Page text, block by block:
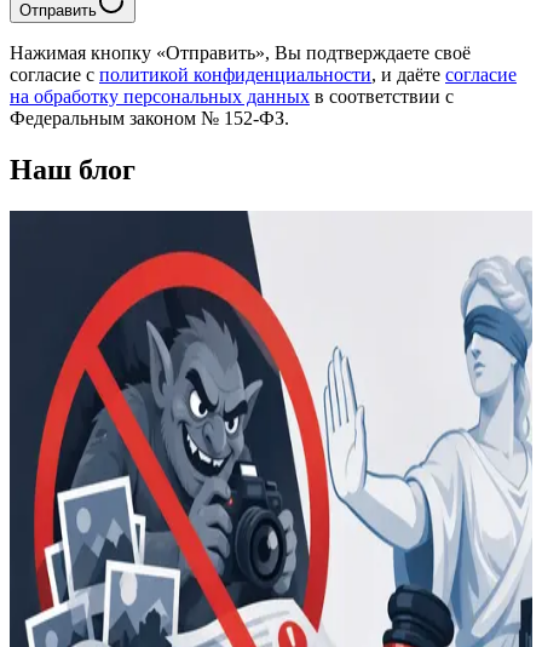
Отправить
Нажимая кнопку «Отправить», Вы подтверждаете своё
согласие с политикой конфиденциальности, и даёте согласие
на обработку персональных данных в соответствии с
Федеральным законом № 152-ФЗ.
Наш блог